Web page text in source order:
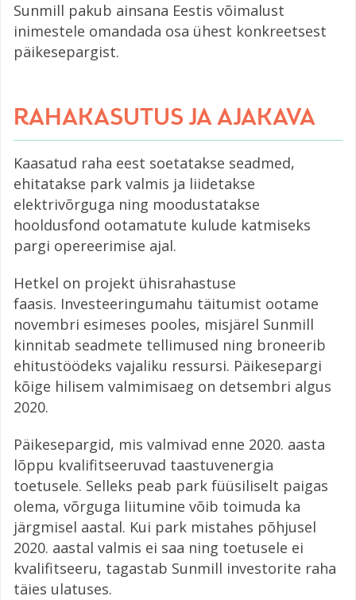
Sunmill pakub ainsana Eestis võimalust
inimestele omandada osa ühest konkreetsest
päikesepargist.
RAHAKASUTUS JA AJAKAVA
Kaasatud raha eest soetatakse seadmed,
ehitatakse park valmis ja liidetakse
elektrivõrguga ning moodustatakse
hooldusfond ootamatute kulude katmiseks
pargi opereerimise ajal.
Hetkel on projekt ühisrahastuse
faasis. Investeeringumahu täitumist ootame
novembri esimeses pooles, misjärel Sunmill
kinnitab seadmete tellimused ning broneerib
ehitustöödeks vajaliku ressursi. Päikesepargi
kõige hilisem valmimisaeg on detsembri algus
2020.
Päikesepargid, mis valmivad enne 2020. aasta
lõppu kvalifitseeruvad taastuvenergia
toetusele. Selleks peab park füüsiliselt paigas
olema, võrguga liitumine võib toimuda ka
järgmisel aastal. Kui park mistahes põhjusel
2020. aastal valmis ei saa ning toetusele ei
kvalifitseeru, tagastab Sunmill investorite raha
täies ulatuses.